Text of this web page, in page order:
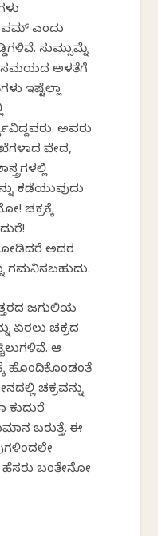
ಎಂದು
ಸುಮ್ಸುಮ್ನೆ
ಸಮಯದ ಅಳತೆಗೆ
ಇಷ್ಟೆಲ್ಲಾ
ಅವರು
ವೇದ,
ಕಡೆಯುವುದು
ಚಕ್ರಕ್ಕೆ
ನೋಡಿದರೆ ಅದರ
ಗಮನಿಸಬಹುದು.
ಜಗುಲಿಯ
ಏರಲು ಚಕ್ರದ
ಆ
ಹೊಂದಿಕೊಂಡಂತೆ
ಚಕ್ರವನ್ನು
ಬರುತ್ತೆ. ಈ
ಹೆಸರು ಬಂತೇನೋ